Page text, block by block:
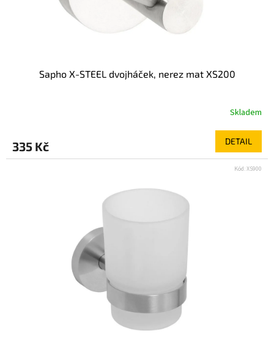
Sapho X-STEEL dvojháček, nerez mat XS200
Skladem
335 Kč DETAIL
Kód:XS900